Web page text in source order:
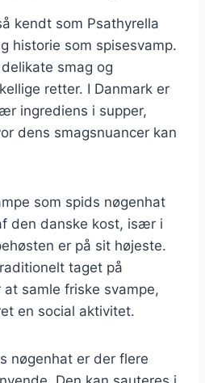
kendt som Psathyrella
historie som spisesvamp.
smag og
retter. I Danmark er
ingrediens i supper,
dens smagsnuancer kan
som spids nøgenhat
den danske kost, især i
er på sit højeste.
taget på
samle friske svampe,
en social aktivitet.
nøgenhat er der flere